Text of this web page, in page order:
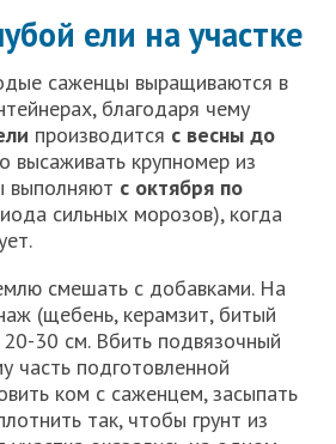
ели на участке
саженцы выращиваются в
благодаря чему
производится с весны до
высаживать крупномер из
выполняют с октября по
сильных морозов), когда
смешать с добавками. На
(щебень, керамзит, битый
30 см. Вбить подвязочный
часть подготовленной
ком с саженцем, засыпать
так, чтобы грунт из